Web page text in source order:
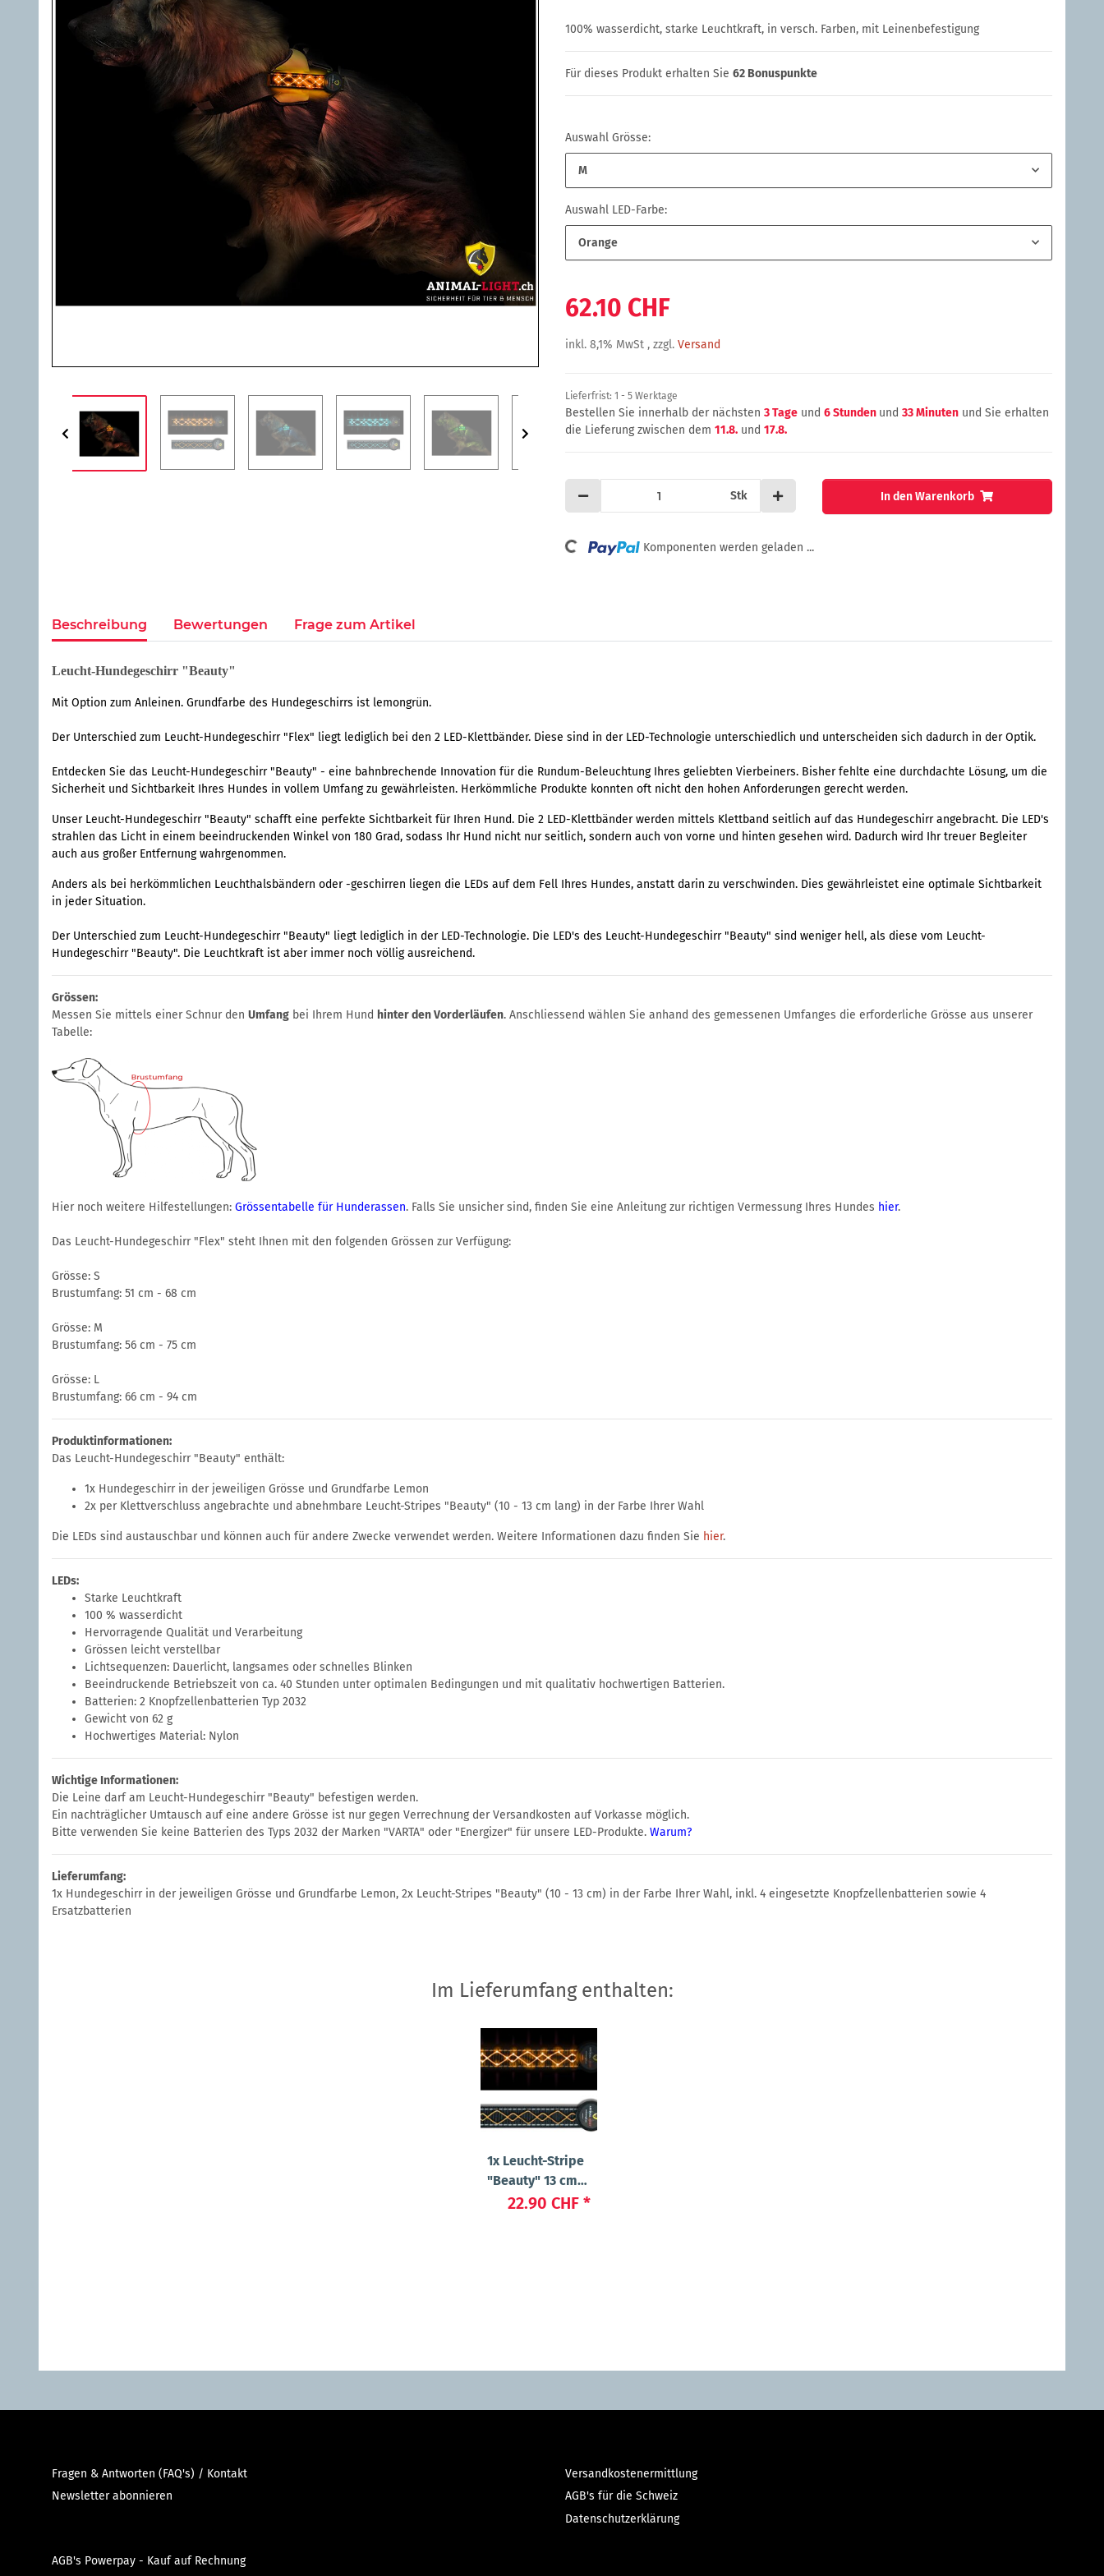
100% wasserdicht, starke Leuchtkraft, in versch. Farben, mit Leinenbefestigung
Für dieses Produkt erhalten Sie 62 Bonuspunkte
Auswahl Grösse:
M
Auswahl LED-Farbe:
Orange
62.10 CHF
inkl. 8,1% MwSt , zzgl. Versand
Lieferfrist: 1 - 5 Werktage
Bestellen Sie innerhalb der nächsten 3 Tage und 6 Stunden und 33 Minuten und Sie erhalten
die Lieferung zwischen dem 11.8. und 17.8.
Stk In den Warenkorb
Loading... Komponenten werden geladen ...
Beschreibung Bewertungen Frage zum Artikel
Leucht-Hundegeschirr "Beauty"
Mit Option zum Anleinen. Grundfarbe des Hundegeschirrs ist lemongrün.
Der Unterschied zum Leucht-Hundegeschirr "Flex" liegt lediglich bei den 2 LED-Klettbänder. Diese sind in der LED-Technologie unterschiedlich und unterscheiden sich dadurch in der Optik.
Entdecken Sie das Leucht-Hundegeschirr "Beauty" - eine bahnbrechende Innovation für die Rundum-Beleuchtung Ihres geliebten Vierbeiners. Bisher fehlte eine durchdachte Lösung, um die
Sicherheit und Sichtbarkeit Ihres Hundes in vollem Umfang zu gewährleisten. Herkömmliche Produkte konnten oft nicht den hohen Anforderungen gerecht werden.
Unser Leucht-Hundegeschirr "Beauty" schafft eine perfekte Sichtbarkeit für Ihren Hund. Die 2 LED-Klettbänder werden mittels Klettband seitlich auf das Hundegeschirr angebracht. Die LED's
strahlen das Licht in einem beeindruckenden Winkel von 180 Grad, sodass Ihr Hund nicht nur seitlich, sondern auch von vorne und hinten gesehen wird. Dadurch wird Ihr treuer Begleiter
auch aus großer Entfernung wahrgenommen.
Anders als bei herkömmlichen Leuchthalsbändern oder -geschirren liegen die LEDs auf dem Fell Ihres Hundes, anstatt darin zu verschwinden. Dies gewährleistet eine optimale Sichtbarkeit
in jeder Situation.
Der Unterschied zum Leucht-Hundegeschirr "Beauty" liegt lediglich in der LED-Technologie. Die LED's des Leucht-Hundegeschirr "Beauty" sind weniger hell, als diese vom Leucht-
Hundegeschirr "Beauty". Die Leuchtkraft ist aber immer noch völlig ausreichend.
Grössen:
Messen Sie mittels einer Schnur den Umfang bei Ihrem Hund hinter den Vorderläufen. Anschliessend wählen Sie anhand des gemessenen Umfanges die erforderliche Grösse aus unserer
Tabelle:
Hier noch weitere Hilfestellungen: Grössentabelle für Hunderassen. Falls Sie unsicher sind, finden Sie eine Anleitung zur richtigen Vermessung Ihres Hundes hier.
Das Leucht-Hundegeschirr "Flex" steht Ihnen mit den folgenden Grössen zur Verfügung:
Grösse: S
Brustumfang: 51 cm - 68 cm
Grösse: M
Brustumfang: 56 cm - 75 cm
Grösse: L
Brustumfang: 66 cm - 94 cm
Produktinformationen:
Das Leucht-Hundegeschirr "Beauty" enthält:
1x Hundegeschirr in der jeweiligen Grösse und Grundfarbe Lemon
2x per Klettverschluss angebrachte und abnehmbare Leucht-Stripes "Beauty" (10 - 13 cm lang) in der Farbe Ihrer Wahl
Die LEDs sind austauschbar und können auch für andere Zwecke verwendet werden. Weitere Informationen dazu finden Sie hier.
LEDs:
Starke Leuchtkraft
100 % wasserdicht
Hervorragende Qualität und Verarbeitung
Grössen leicht verstellbar
Lichtsequenzen: Dauerlicht, langsames oder schnelles Blinken
Beeindruckende Betriebszeit von ca. 40 Stunden unter optimalen Bedingungen und mit qualitativ hochwertigen Batterien.
Batterien: 2 Knopfzellenbatterien Typ 2032
Gewicht von 62 g
Hochwertiges Material: Nylon
Wichtige Informationen:
Die Leine darf am Leucht-Hundegeschirr "Beauty" befestigen werden.
Ein nachträglicher Umtausch auf eine andere Grösse ist nur gegen Verrechnung der Versandkosten auf Vorkasse möglich.
Bitte verwenden Sie keine Batterien des Typs 2032 der Marken "VARTA" oder "Energizer" für unsere LED-Produkte. Warum?
Lieferumfang:
1x Hundegeschirr in der jeweiligen Grösse und Grundfarbe Lemon, 2x Leucht-Stripes "Beauty" (10 - 13 cm) in der Farbe Ihrer Wahl, inkl. 4 eingesetzte Knopfzellenbatterien sowie 4
Ersatzbatterien
Im Lieferumfang enthalten:
1x Leucht-Stripe
"Beauty" 13 cm
Orange
22.90 CHF *
Fragen & Antworten (FAQ's) / Kontakt
Newsletter abonnieren
Versandkostenermittlung
AGB's für die Schweiz
Datenschutzerklärung
AGB's Powerpay - Kauf auf Rechnung